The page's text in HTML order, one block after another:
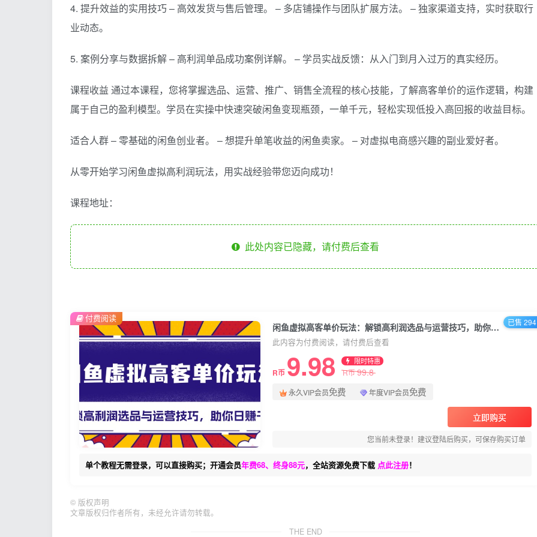
4. 提升效益的实用技巧 – 高效发货与售后管理。 – 多店铺操作与团队扩展方法。 – 独家渠道支持，实时获取行
业动态。
5. 案例分享与数据拆解 – 高利润单品成功案例详解。 – 学员实战反馈：从入门到月入过万的真实经历。
课程收益 通过本课程，您将掌握选品、运营、推广、销售全流程的核心技能，了解高客单价的运作逻辑，构建
属于自己的盈利模型。学员在实操中快速突破闲鱼变现瓶颈，一单千元，轻松实现低投入高回报的收益目标。
适合人群 – 零基础的闲鱼创业者。 – 想提升单笔收益的闲鱼卖家。 – 对虚拟电商感兴趣的副业爱好者。
从零开始学习闲鱼虚拟高利润玩法，用实战经验带您迈向成功！
课程地址：
此处内容已隐藏，请付费后查看
闲鱼虚拟高客单价玩法：解锁高利润选品与运营技巧，助你日赚千元！
此内容为付费阅读，请付费后查看
R币 9.98 限时特惠
R币99.8
永久VIP会员免费 年度VIP会员免费
立即购买
您当前未登录！建议登陆后购买，可保存购买订单
单个教程无需登录，可以直接购买；开通会员年费68、终身88元，全站资源免费下载 点此注册！
付费阅读 已售 294
© 版权声明
文章版权归作者所有，未经允许请勿转载。
THE END